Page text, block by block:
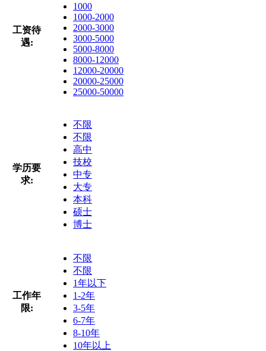
工资待
遇:
1000
1000-2000
2000-3000
3000-5000
5000-8000
8000-12000
12000-20000
20000-25000
25000-50000
学历要
求:
不限
不限
高中
技校
中专
大专
本科
硕士
博士
工作年
限:
不限
不限
1年以下
1-2年
3-5年
6-7年
8-10年
10年以上